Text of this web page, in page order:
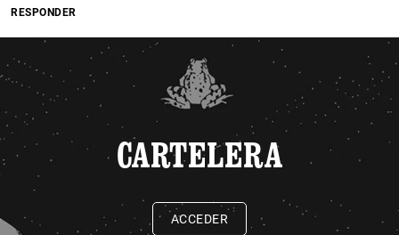
RESPONDER
CARTELERA
ACCEDER